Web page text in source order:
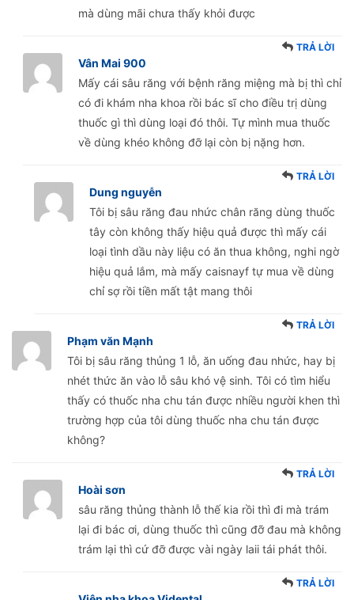
mà dùng mãi chưa thấy khỏi được
Vân Mai 900
TRẢ LỜI
Mấy cái sâu răng với bệnh răng miệng mà bị thì chỉ
có đi khám nha khoa rồi bác sĩ cho điều trị dùng
thuốc gì thì dùng loại đó thôi. Tự mình mua thuốc
về dùng khéo không đỡ lại còn bị nặng hơn.
Dung nguyễn
TRẢ LỜI
Tôi bị sâu răng đau nhức chân răng dùng thuốc
tây còn không thấy hiệu quả được thì mấy cái
loại tình dầu này liệu có ăn thua không, nghi ngờ
hiệu quả lắm, mà mấy caisnayf tự mua về dùng
chỉ sợ rồi tiền mất tật mang thôi
Phạm văn Mạnh
TRẢ LỜI
Tôi bị sâu răng thủng 1 lỗ, ăn uống đau nhức, hay bị
nhét thức ăn vào lỗ sâu khó vệ sinh. Tôi có tìm hiểu
thấy có thuốc nha chu tán được nhiều người khen thì
trường hợp của tôi dùng thuốc nha chu tán được
không?
Hoài sơn
TRẢ LỜI
sâu răng thủng thành lỗ thế kia rồi thì đi mà trám
lại đi bác ơi, dùng thuốc thì cũng đỡ đau mà không
trám lại thì cứ đỡ được vài ngày laii tái phát thôi.
TRẢ LỜI